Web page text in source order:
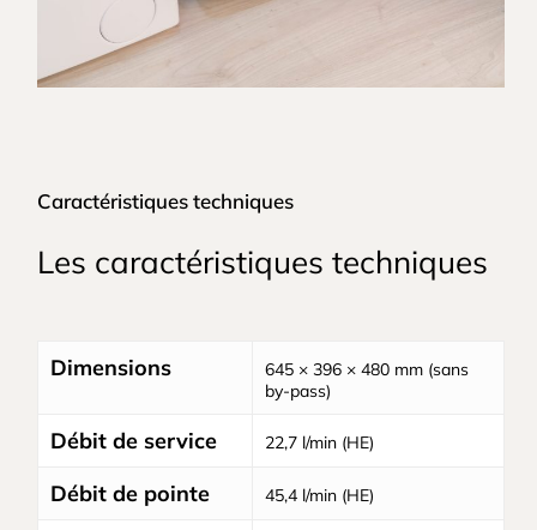
Caractéristiques techniques
Les caractéristiques techniques
Dimensions
645 × 396 × 480 mm (sans
by-pass)
Débit de service 22,7 l/min (HE)
Débit de pointe 45,4 l/min (HE)